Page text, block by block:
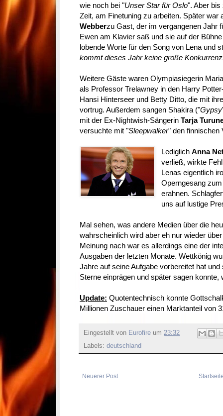
wie noch bei "Unser Star für Oslo". Aber
Zeit, am Finetuning zu arbeiten. Später war
Webberzu Gast, der im vergangenen Jahr
Ewen am Klavier saß und sie auf der
lobende Worte für den Song von Lena und
kommt dieses Jahr keine große
Weitere Gäste waren Olympiasiegerin
als Professor Trelawney in den Harry
Hansi Hinterseer und Betty Ditto, die mit
vortrug. Außerdem sangen Shakira ("Gypsy
mit der Ex-Nightwish-Sängerin Tarja
versuchte mit "Sleepwalker" den finnischen
LediglichAnna
verließ, wirkte
Lenas eigentlich
Operngesang
erahnen.
uns auf lustige
Mal sehen, was andere Medien über die
wahrscheinlich wird aber eh nur wieder
Meinung nach war es allerdings eine der
Ausgaben der letzten Monate. Wettkönig
Jahre auf seine Aufgabe vorbereitet hat
Sterne einprägen und später sagen
Update: Quotentechnisch konnte
Millionen Zuschauer einen Marktanteil von
Eingestellt von Eurofire um 23:32
Labels: deutschland
Neuerer Post